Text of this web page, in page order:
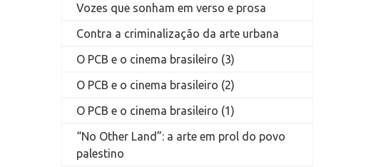
Vozes que sonham em verso e prosa
Contra a criminalização da arte urbana
O PCB e o cinema brasileiro (3)
O PCB e o cinema brasileiro (2)
O PCB e o cinema brasileiro (1)
“No Other Land”: a arte em prol do povo
palestino